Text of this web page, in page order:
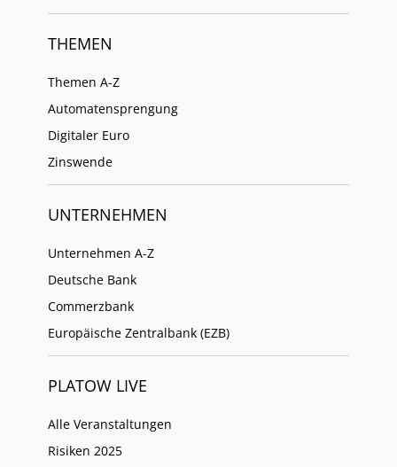
THEMEN
Themen A-Z
Automatensprengung
Digitaler Euro
Zinswende
UNTERNEHMEN
Unternehmen A-Z
Deutsche Bank
Commerzbank
Europäische Zentralbank (EZB)
PLATOW LIVE
Alle Veranstaltungen
Risiken 2025